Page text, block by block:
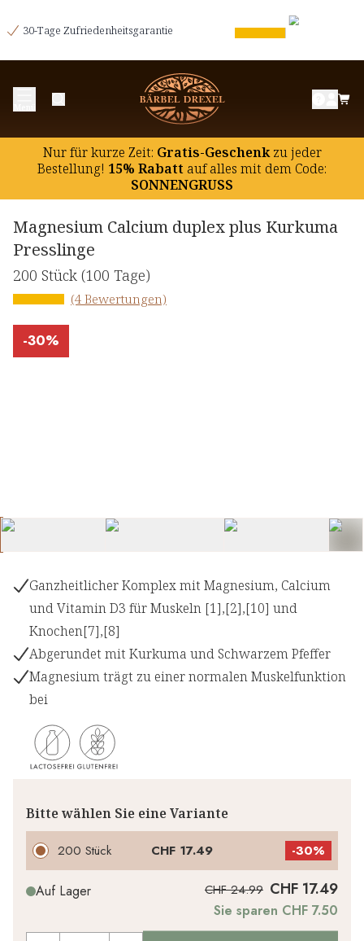
30-Tage Zufriedenheitsgarantie
Nur für kurze Zeit: Gratis-Geschenkzu jeder
Bestellung! 15% Rabatt auf alles mit dem Code:
SONNENGRUSS
Magnesium Calcium duplex plus Kurkuma
Presslinge
200 Stück (100 Tage)
(4 Bewertungen)
-30%
Ganzheitlicher Komplex mit Magnesium, Calcium
und Vitamin D3 für Muskeln [1],[2],[10] und
Knochen[7],[8]
Abgerundet mit Kurkuma und Schwarzem Pfeffer
Magnesium trägt zu einer normalen Muskelfunktion
bei
Bitte wählen Sie eine Variante
200 Stück CHF 17.49 -30%
Auf Lager CHF 24.99 CHF 17.49
Sie sparen CHF 7.50